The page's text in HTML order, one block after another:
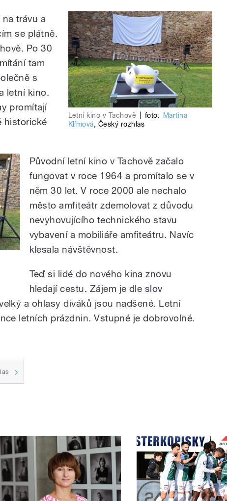
Letní kino v Tachově foto: Martina
Klímová, Český rozhlas
trávu a
se plátně.
Po 30
tam
s
letní kino.
promítají
historické
Původní letní kino v Tachově začalo
fungovat v roce 1964 a promítalo se v
něm 30 let. V roce 2000 ale nechalo
město amfiteátr zdemolovat z důvodu
nevyhovujícího technického stavu
vybavení a mobiliáře amfiteátru. Navíc
klesala návštěvnost.
Teď si lidé do nového kina znovu
hledají cestu. Zájem je dle slov
a ohlasy diváků jsou nadšené. Letní
letních prázdnin. Vstupné je dobrovolné.